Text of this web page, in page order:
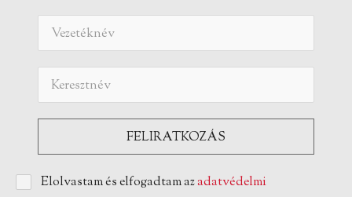
Elolvastam és elfogadtam azadatvédelmi